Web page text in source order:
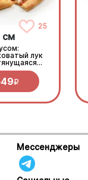
25
см
лук
соус
R
Мессенджеры